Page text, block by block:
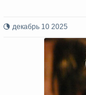
декабрь 10 2025